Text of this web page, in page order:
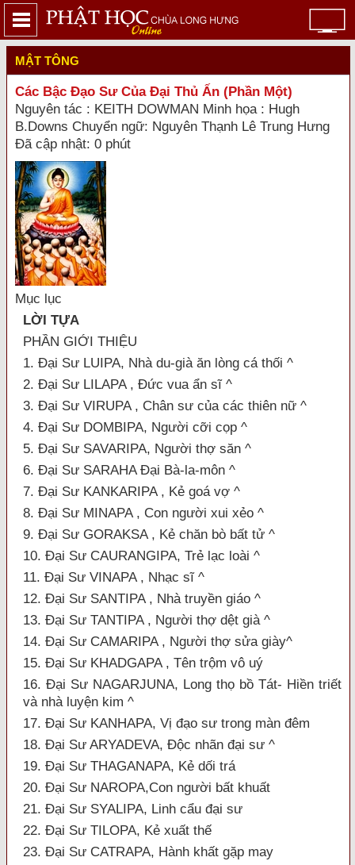
MẬT TÔNG
Các Bậc Đạo Sư Của Đại Thủ Ấn (Phần Một)
Nguyên tác : KEITH DOWMAN Minh họa : Hugh
B.Downs Chuyển ngữ: Nguyên Thạnh Lê Trung Hưng
Đã cập nhật: 0 phút
Mục lục
LỜI TỰA
PHẦN GIỚI THIỆU
1. Đại Sư LUIPA, Nhà du-già ăn lòng cá thối ^
2. Đại Sư LILAPA , Ðức vua ẩn sĩ ^
3. Đại Sư VIRUPA , Chân sư của các thiên nữ ^
4. Đại Sư DOMBIPA, Người cỡi cọp ^
5. Đại Sư SAVARIPA, Người thợ săn ^
6. Đại Sư SARAHA Ðại Bà-la-môn ^
7. Đại Sư KANKARIPA , Kẻ goá vợ ^
8. Đại Sư MINAPA , Con người xui xẻo ^
9. Đại Sư GORAKSA , Kẻ chăn bò bất tử ^
10. Đại Sư CAURANGIPA, Trẻ lạc loài ^
11. Đại Sư VINAPA , Nhạc sĩ ^
12. Đại Sư SANTIPA , Nhà truyền giáo ^
13. Đại Sư TANTIPA , Người thợ dệt già ^
14. Đại Sư CAMARIPA , Người thợ sửa giày^
15. Đại Sư KHADGAPA , Tên trộm vô uý
16. Đại Sư NAGARJUNA, Long thọ bồ Tát- Hiền triết
và nhà luyện kim ^
17. Đại Sư KANHAPA, Vị đạo sư trong màn đêm
18. Đại Sư ARYADEVA, Ðộc nhãn đại sư ^
19. Đại Sư THAGANAPA, Kẻ dối trá
20. Đại Sư NAROPA,Con người bất khuất
21. Đại Sư SYALIPA, Linh cẩu đại sư
22. Đại Sư TILOPA, Kẻ xuất thế
23. Đại Sư CATRAPA, Hành khất gặp may